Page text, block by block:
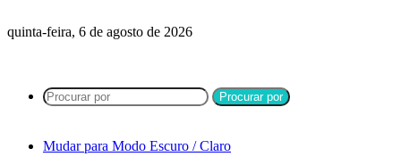
quinta-feira, 6 de agosto de 2026
Procurar por
Mudar para Modo Escuro / Claro